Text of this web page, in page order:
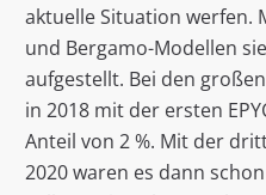
aktuelle Situation werfen.
und Bergamo-Modellen
aufgestellt. Bei den
in 2018 mit der ersten
Anteil von 2 %. Mit der
2020 waren es dann